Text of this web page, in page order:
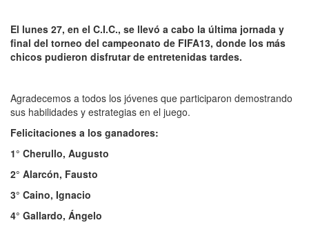
El lunes 27, en el C.I.C., se llevó a cabo la última jornada y
final del torneo del campeonato de FIFA13, donde los más
chicos pudieron disfrutar de entretenidas tardes.
Agradecemos a todos los jóvenes que participaron demostrando
sus habilidades y estrategias en el juego.
Felicitaciones a los ganadores:
1° Cherullo, Augusto
2° Alarcón, Fausto
3° Caino, Ignacio
4° Gallardo, Ángelo